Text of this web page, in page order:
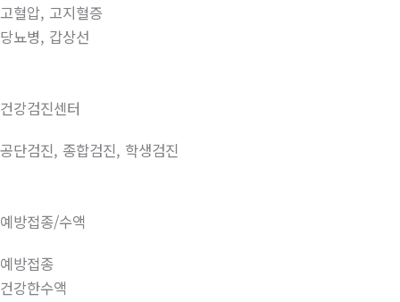
고혈압, 고지혈증
당뇨병, 갑상선
건강검진센터
공단검진, 종합검진, 학생검진
예방접종/수액
예방접종
건강한수액